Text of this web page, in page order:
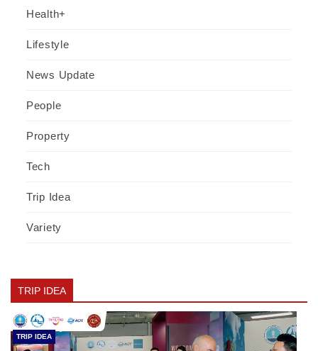
Health+
Lifestyle
News Update
People
Property
Tech
Trip Idea
Variety
TRIP IDEA
TRIP IDEA